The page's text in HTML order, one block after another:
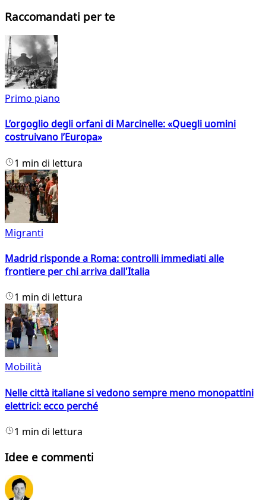
Raccomandati per te
Primo piano
L’orgoglio degli orfani di Marcinelle: «Quegli uomini
costruivano l’Europa»
1 min di lettura
Migranti
Madrid risponde a Roma: controlli immediati alle
frontiere per chi arriva dall'Italia
1 min di lettura
Mobilità
Nelle città italiane si vedono sempre meno monopattini
elettrici: ecco perché
1 min di lettura
Idee e commenti